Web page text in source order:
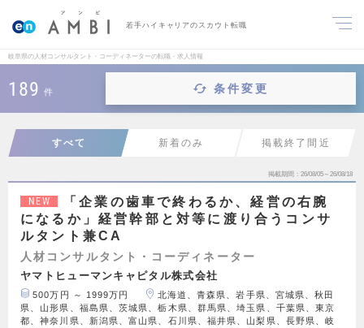
若手ハイキャリアのスカウト転職
岐阜県の人材コンサルタント・コーディネーターの転職・求人情報
189 件 条件変更
すべて 新着のみ 掲載終了間近
掲載期間 26/08/05～26/08/18
NEW
「企業の歯車で終わるか、経営の右腕
になるか」経営幹部と対等に渡り合うコンサ
ルタント兼CA
人材コンサルタント・コーディネーター
ヤマトヒューマンキャピタル株式会社
500万円 ～ 1999万円
北海道、青森県、岩手県、宮城県、秋田
県、山形県、福島県、茨城県、栃木県、群馬県、埼玉県、千葉県、東京
都、神奈川県、新潟県、富山県、石川県、福井県、山梨県、長野県、岐